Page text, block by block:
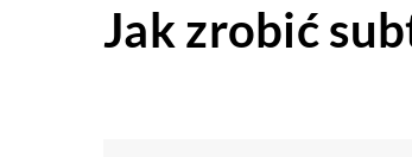
Jak zrobić